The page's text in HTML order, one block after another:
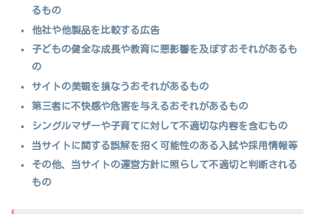
るもの
他社や他製品を比較する広告
子どもの健全な成長や教育に悪影響を及ぼすおそれがあるも
の
サイトの美観を損なうおそれがあるもの
第三者に不快感や危害を与えるおそれがあるもの
シングルマザーや子育てに対して不適切な内容を含むもの
当サイトに関する誤解を招く可能性のある入試や採用情報等
その他、当サイトの運営方針に照らして不適切と判断される
もの